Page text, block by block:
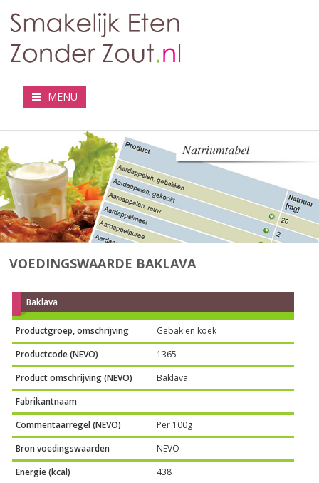
MENU
VOEDINGSWAARDE BAKLAVA
Baklava
Productgroep, omschrijving
Gebak en koek
Productcode (NEVO)
1365
Product omschrijving (NEVO)
Baklava
Fabrikantnaam
Commentaarregel (NEVO)
Per 100g
Bron voedingswaarden
NEVO
Energie (kcal)
438